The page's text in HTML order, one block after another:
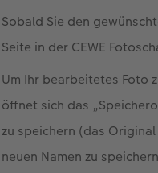
Sobald Sie den
Seite in der CEWE
Um Ihr bearbeitetes Foto
öffnet sich das
zu speichern (das
neuen Namen zu